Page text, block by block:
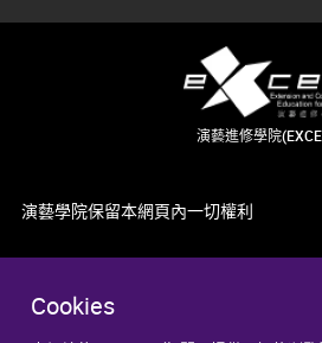
Cookies
演藝進修學院
演藝學院保留本網頁內一切權利